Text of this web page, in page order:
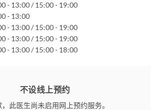
- 13:00 / 15:00 - 19:00
- 13:00
- 13:00 / 15:00 - 19:00
- 13:00 / 15:00 - 19:00
- 13:00 / 15:00 - 18:00
不设线上预约
此医生尚未启用网上预约服务。